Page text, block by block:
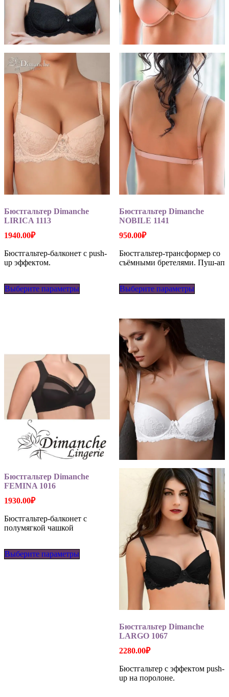
Бюстгальтер Dimanche
LIRICA 1113
1940.00₽
Бюстгальтер-балконет с push-
up эффектом.
Выберите параметры
на
странице
товара.
Бюстгальтер Dimanche
NOBILE 1141
950.00₽
Бюстгальтер-трансформер со
съёмными бретелями. Пуш-ап
Выберите параметры
можно
на
странице
товара.
Бюстгальтер Dimanche
FEMINA 1016
1930.00₽
Бюстгальтер-балконет с
полумягкой чашкой
Выберите параметры
Бюстгальтер Dimanche
LARGO 1067
2280.00₽
Бюстгальтер с эффектом push-
up на поролоне.